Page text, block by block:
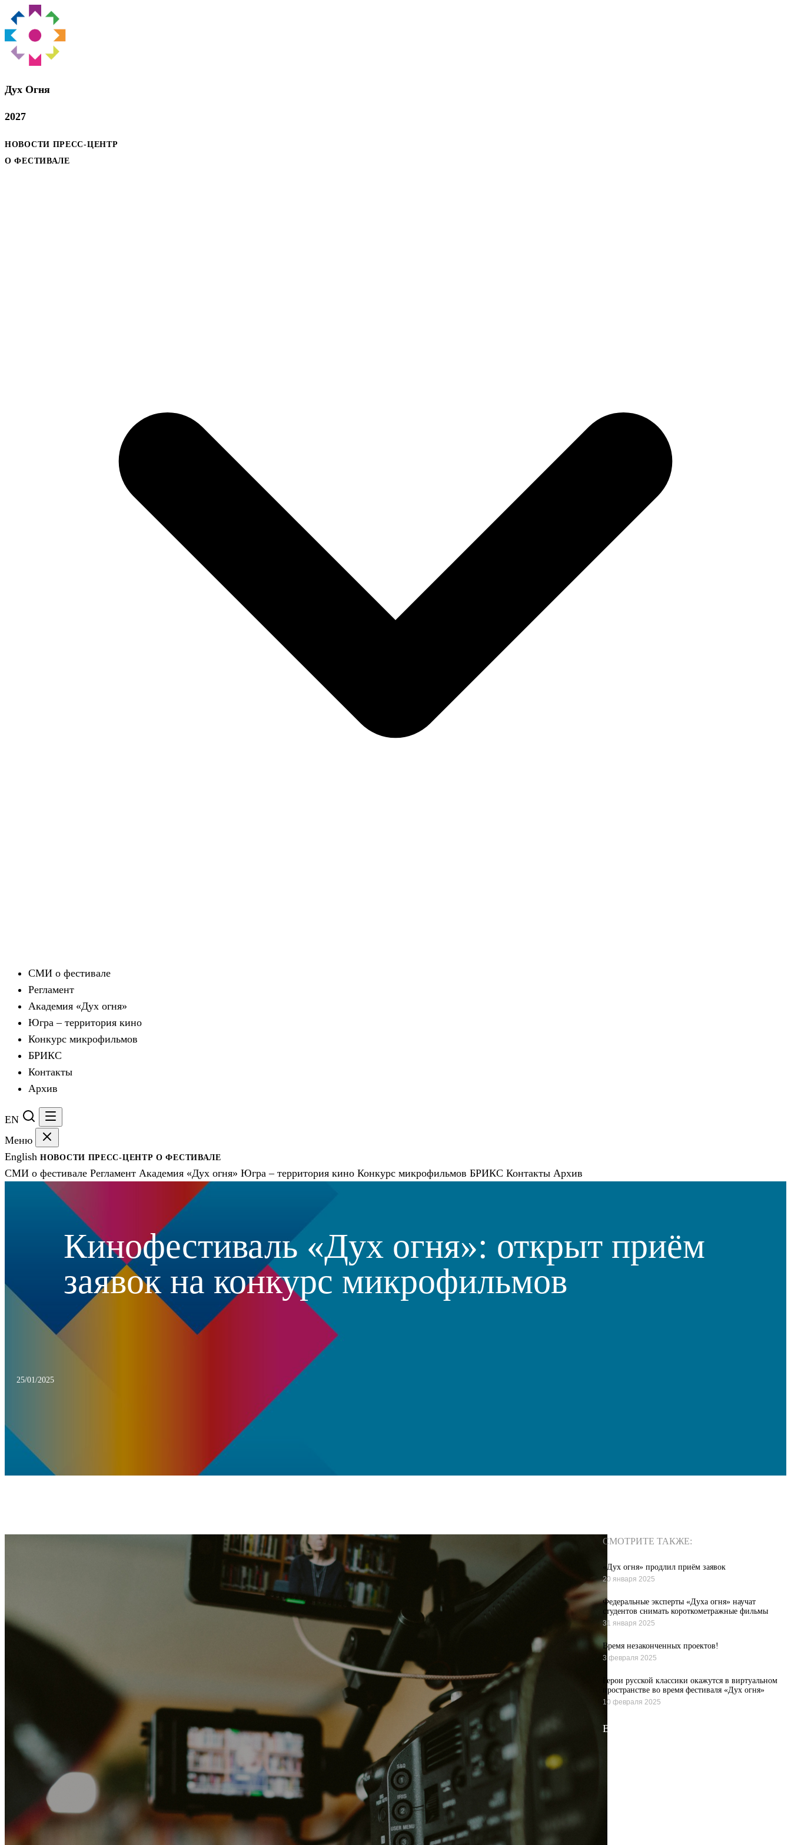
Дух Oгня
2027
НОВОСТИ ПРЕСС-ЦЕНТР
О ФЕСТИВАЛЕ
СМИ о фестивале
Регламент
Академия «Дух огня»
Югра – территория кино
Конкурс микрофильмов
БРИКС
Контакты
Архив
EN
Меню
English НОВОСТИ ПРЕСС-ЦЕНТРО ФЕСТИВАЛЕ
СМИ о фестивале Регламент Академия «Дух огня» Югра – территория кино Конкурс микрофильмов БРИКС Контакты Архив
Кинофестиваль «Дух огня»: открыт приём
заявок на конкурс микрофильмов
25/01/2025
СМОТРИТЕ ТАКЖЕ:
«Дух огня» продлил приём заявок
20 января 2025
Федеральные эксперты «Духа огня» научат
студентов снимать короткометражные фильмы
31 января 2025
Время незаконченных проектов!
3 февраля 2025
Герои русской классики окажутся в виртуальном
пространстве во время фестиваля «Дух огня»
10 февраля 2025
Все новости